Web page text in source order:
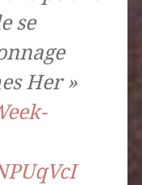
se
Her »